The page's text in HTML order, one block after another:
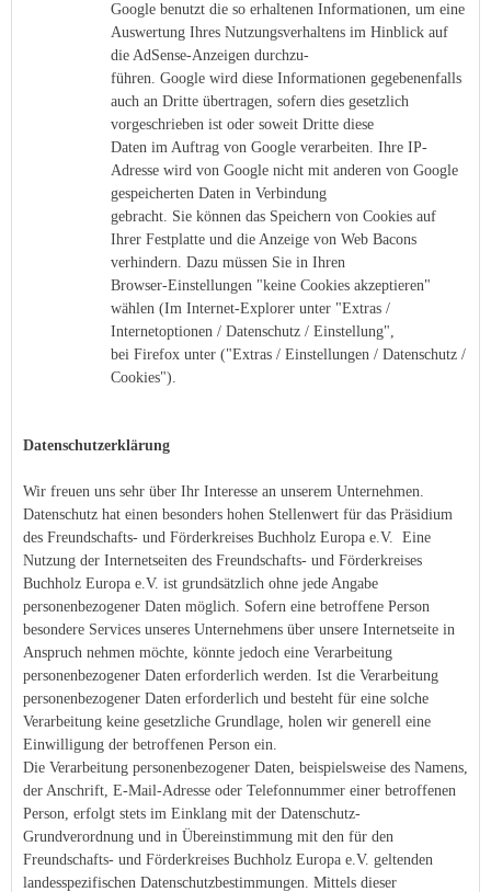
Google benutzt die so erhaltenen Informationen, um eine
Auswertung Ihres Nutzungsverhaltens im Hinblick auf
die AdSense-Anzeigen durchzu-
führen. Google wird diese Informationen gegebenenfalls
auch an Dritte übertragen, sofern dies gesetzlich
vorgeschrieben ist oder soweit Dritte diese
Daten im Auftrag von Google verarbeiten. Ihre IP-
Adresse wird von Google nicht mit anderen von Google
gespeicherten Daten in Verbindung
gebracht. Sie können das Speichern von Cookies auf
Ihrer Festplatte und die Anzeige von Web Bacons
verhindern. Dazu müssen Sie in Ihren
Browser-Einstellungen "keine Cookies akzeptieren"
wählen (Im Internet-Explorer unter "Extras /
Internetoptionen / Datenschutz / Einstellung",
bei Firefox unter ("Extras / Einstellungen / Datenschutz /
Cookies").
Datenschutzerklärung
Wir freuen uns sehr über Ihr Interesse an unserem Unternehmen.
Datenschutz hat einen besonders hohen Stellenwert für das Präsidium
des Freundschafts- und Förderkreises Buchholz Europa e.V. Eine
Nutzung der Internetseiten des Freundschafts- und Förderkreises
Buchholz Europa e.V. ist grundsätzlich ohne jede Angabe
personenbezogener Daten möglich. Sofern eine betroffene Person
besondere Services unseres Unternehmens über unsere Internetseite in
Anspruch nehmen möchte, könnte jedoch eine Verarbeitung
personenbezogener Daten erforderlich werden. Ist die Verarbeitung
personenbezogener Daten erforderlich und besteht für eine solche
Verarbeitung keine gesetzliche Grundlage, holen wir generell eine
Einwilligung der betroffenen Person ein.
Die Verarbeitung personenbezogener Daten, beispielsweise des Namens,
der Anschrift, E-Mail-Adresse oder Telefonnummer einer betroffenen
Person, erfolgt stets im Einklang mit der Datenschutz-
Grundverordnung und in Übereinstimmung mit den für den
Freundschafts- und Förderkreises Buchholz Europa e.V. geltenden
landesspezifischen Datenschutzbestimmungen. Mittels dieser